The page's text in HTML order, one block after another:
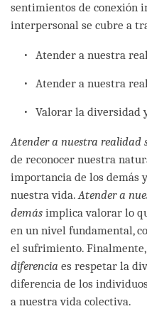
sentimientos de conexión
interpersonal se cubre a
Atender a nuestra
Atender a nuestra
Valorar la diversidad
Atender a nuestra realidad
de reconocer nuestra
importancia de los demás
nuestra vida.Atender a
demás implica valorar lo
en un nivel fundamental,
el sufrimiento. Finalmente,
diferencia es respetar la
diferencia de los
a nuestra vida colectiva.